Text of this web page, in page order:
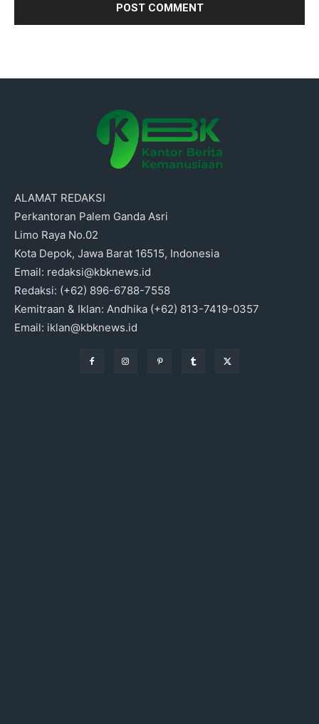
ALAMAT REDAKSI
Perkantoran Palem Ganda Asri
Limo Raya No.02
Kota Depok, Jawa Barat 16515, Indonesia
Email: redaksi@kbknews.id
Redaksi: (+62) 896-6788-7558
Kemitraan & Iklan: Andhika (+62) 813-7419-0357
Email: iklan@kbknews.id